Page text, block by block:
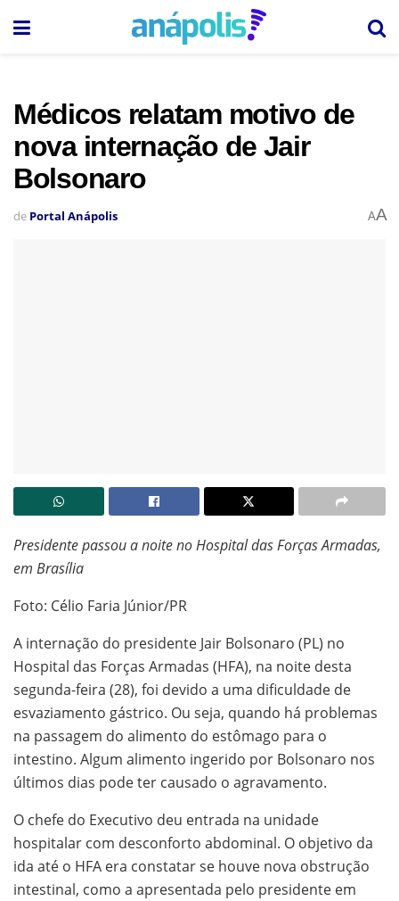
Médicos relatam motivo de
nova internação de Jair
Bolsonaro
de Portal Anápolis AA
Presidente passou a noite no Hospital das Forças Armadas,
em Brasília
Foto: Célio Faria Júnior/PR
A internação do presidente Jair Bolsonaro (PL) no
Hospital das Forças Armadas (HFA), na noite desta
segunda-feira (28), foi devido a uma dificuldade de
esvaziamento gástrico. Ou seja, quando há problemas
na passagem do alimento do estômago para o
intestino. Algum alimento ingerido por Bolsonaro nos
últimos dias pode ter causado o agravamento.
O chefe do Executivo deu entrada na unidade
hospitalar com desconforto abdominal. O objetivo da
ida até o HFA era constatar se houve nova obstrução
intestinal, como a apresentada pelo presidente em